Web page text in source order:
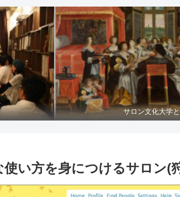
サロン文化大学
い方を身につけるサロン(